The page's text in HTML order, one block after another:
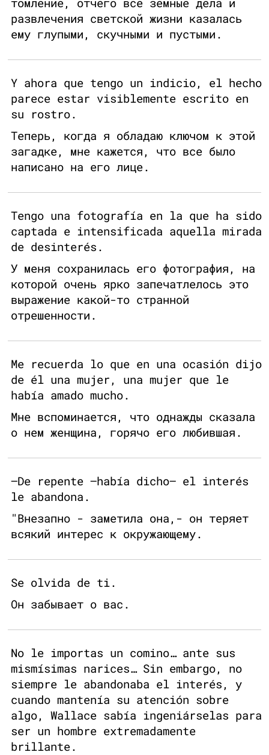
развлечения светской жизни казалась
ему глупыми, скучными и пустыми.
Y ahora que tengo un indicio, el hecho
parece estar visiblemente escrito en
su rostro.
Теперь, когда я обладаю ключом к этой
загадке, мне кажется, что все было
написано на его лице.
Tengo una fotografía en la que ha sido
captada e intensificada aquella mirada
de desinterés.
У меня сохранилась его фотография, на
которой очень ярко запечатлелось это
выражение какой-то странной
отрешенности.
Me recuerda lo que en una ocasión dijo
de él una mujer, una mujer que le
había amado mucho.
Мне вспоминается, что однажды сказала
о нем женщина, горячо его любившая.
—De repente —había dicho— el interés
le abandona.
"Внезапно - заметила она,- он теряет
всякий интерес к окружающему.
Se olvida de ti.
Он забывает о вас.
No le importas un comino… ante sus
mismísimas narices… Sin embargo, no
siempre le abandonaba el interés, y
cuando mantenía su atención sobre
algo, Wallace sabía ingeniárselas para
ser un hombre extremadamente
brillante.